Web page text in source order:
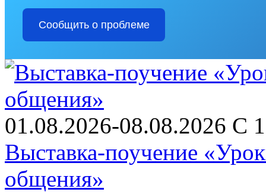
Сообщить о проблеме
01.08.2026-08.08.2026 С
Выставка-поучение
общения»